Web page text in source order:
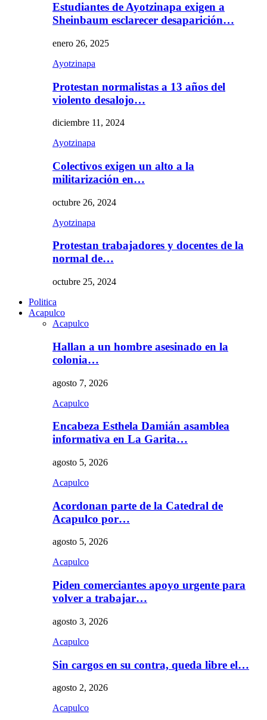
Estudiantes de Ayotzinapa exigen a
Sheinbaum esclarecer desaparición…
enero 26, 2025
Ayotzinapa
Protestan normalistas a 13 años del
violento desalojo…
diciembre 11, 2024
Ayotzinapa
Colectivos exigen un alto a la
militarización en…
octubre 26, 2024
Ayotzinapa
Protestan trabajadores y docentes de la
normal de…
octubre 25, 2024
Politica
Acapulco
Acapulco
Hallan a un hombre asesinado en la
colonia…
agosto 7, 2026
Acapulco
Encabeza Esthela Damián asamblea
informativa en La Garita…
agosto 5, 2026
Acapulco
Acordonan parte de la Catedral de
Acapulco por…
agosto 5, 2026
Acapulco
Piden comerciantes apoyo urgente para
volver a trabajar…
agosto 3, 2026
Acapulco
Sin cargos en su contra, queda libre el…
agosto 2, 2026
Acapulco